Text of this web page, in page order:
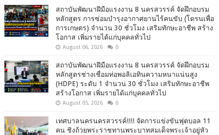
สถาบันพัฒนาฝีมือแรงงาน 8 นครสวรรค์ จัดฝึกอบรม
หลักสูตร การซ่อมบำรุงอากาศยานไร้คนขับ (โดรนเพื่อ
การเกษตร) จำนวน 30 ชั่วโมง เสริมทักษะอาชีพ สร้าง
โอกาส เพิ่มรายได้แก่บุคคลทั่วไป
August 06, 2026 0
สถาบันพัฒนาฝีมือแรงงาน 8 นครสวรรค์ จัดฝึกอบรม
หลักสูตรช่างเชื่อมท่อพอลิเอทินความหนาแน่นสูง
(HDPE) ระดับ 1 จำนวน 30 ชั่วโมง เสริมทักษะอาชีพ
สร้างโอกาส เพิ่มรายได้แก่บุคคลทั่วไป
August 05, 2026 0
เทศบาลนครนครสวรรค์!!!! จัดการแข่งขันฟุตบอล 11
คน ชิงถ้วยพระราชทานพระบาทสมเด็จพระเจ้าอยู่หัว